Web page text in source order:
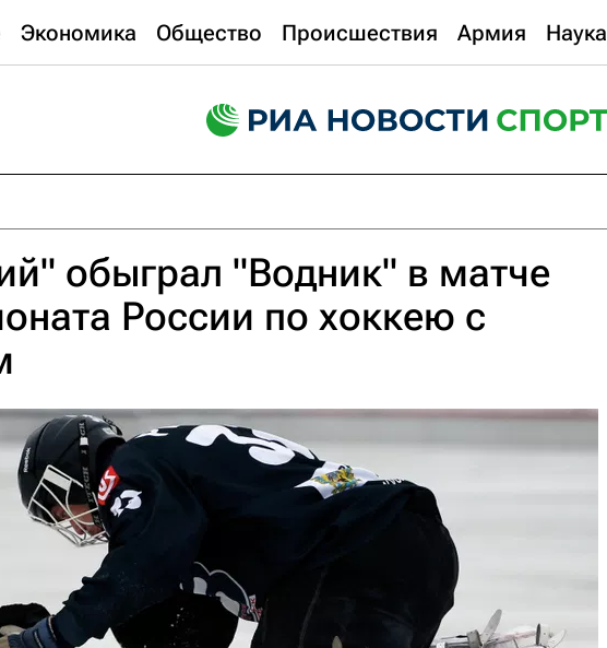
Экономика Общество Происшествия Армия Наука
обыграл "Водник" в матче
России по хоккею с